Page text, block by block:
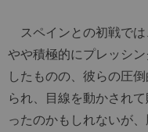
スペインとの初戦で
やや積極的にプレッシ
したものの、彼らの圧
られ、目線を動かされ
ったのかもしれないが